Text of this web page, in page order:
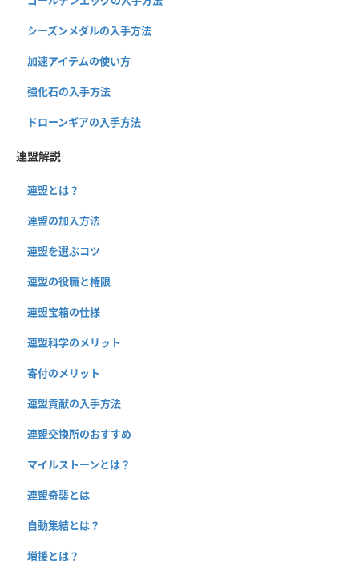
シーズンメダルの入手方法
加速アイテムの使い方
強化石の入手方法
ドローンギアの入手方法
連盟解説
連盟とは？
連盟の加入方法
連盟を選ぶコツ
連盟の役職と権限
連盟宝箱の仕様
連盟科学のメリット
寄付のメリット
連盟貢献の入手方法
連盟交換所のおすすめ
マイルストーンとは？
連盟奇襲とは
自動集結とは？
増援とは？